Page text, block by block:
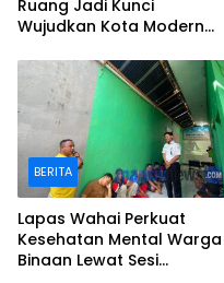
Ruang Jadi Kunci
Wujudkan Kota Modern
BERITA
Lapas Wahai Perkuat
Kesehatan Mental Warga
Binaan Lewat Sesi